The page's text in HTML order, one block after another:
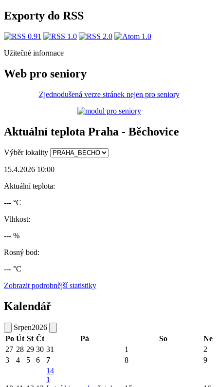
Exporty do RSS
Užitečné informace
Web pro seniory
Zjednodušená verze stránek nejen pro seniory
Aktuální teplota Praha - Běchovice
Výběr lokality
15.4.2026 10:00
Aktuální teplota:
--- °C
Vlhkost:
--- %
Rosný bod:
--- °C
Zobrazit podrobnější statistiky
Kalendář
Srpen2026
Po Út St Čt Pá So
Ne
27 28 29 30 31 1
2
3
4 5 6 7 8 9
14
1